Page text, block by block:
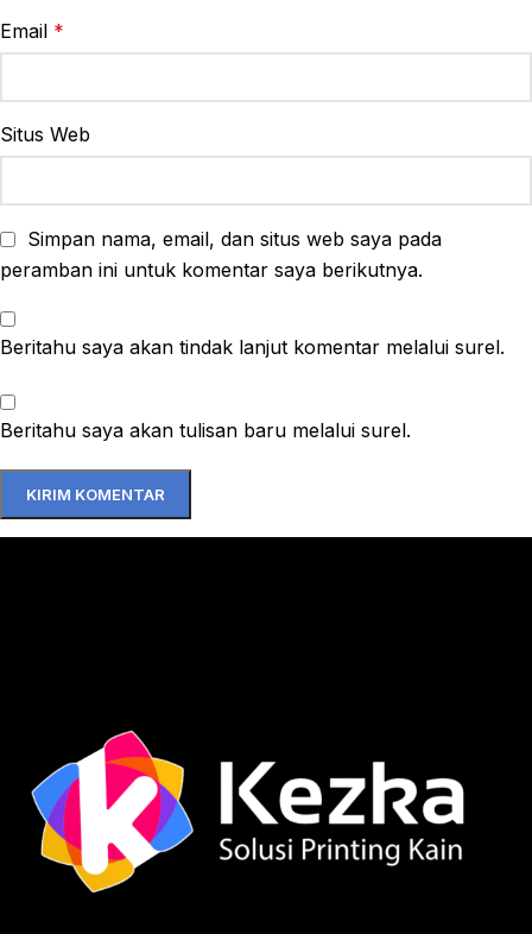
Email *
Situs Web
Simpan nama, email, dan situs web saya pada
peramban ini untuk komentar saya berikutnya.
Beritahu saya akan tindak lanjut komentar melalui surel.
Beritahu saya akan tulisan baru melalui surel.